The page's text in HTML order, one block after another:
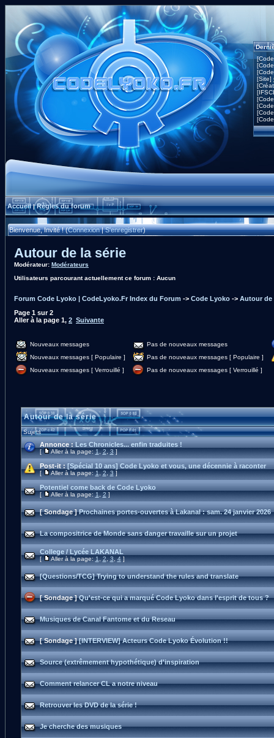
[Site]
Accueil|Règles du forum
Bienvenue, Invité ! (Connexion|S'enregistrer)
Autour de la série
Modérateur: Modérateurs
Utilisateurs parcourant actuellement ce forum : Aucun
Forum Code Lyoko | CodeLyoko.Fr Index du Forum -> Code Lyoko -> Autour de
Page 1 sur2
Aller à la page 1, 2 Suivante
Nouveaux messages
Pas de nouveaux messages
Nouveaux messages [ Populaire ]
Pas de nouveaux messages [ Populaire ]
Nouveaux messages [ Verrouillé ]
Pas de nouveaux messages [ Verrouillé ]
Autour de la série
Sujets
Annonce : Les Chronicles... enfin traduites !
[ Aller à la page:1,2,3]
Post-it : [Spécial 10 ans] Code Lyoko et vous, une décennie à raconter
[ Aller à la page:1,2,3]
Potentiel come back de Code Lyoko
[ Aller à la page:1,2]
[ Sondage ] Prochaines portes-ouvertes à Lakanal : sam. 24 janvier 2026
La compositrice de Monde sans danger travaille sur un projet
College / Lycée LAKANAL
[ Aller à la page:1,2,3,4]
[Questions/TCG] Trying to understand the rules and translate
[ Sondage ] Qu'est-ce qui a marqué Code Lyoko dans l'esprit de tous ?
Musiques de Canal Fantome et du Reseau
[ Sondage ] [INTERVIEW] Acteurs Code Lyoko Évolution !!
Source (extrêmement hypothétique) d'inspiration
Comment relancer CL a notre niveau
Retrouver les DVD de la série !
Je cherche des musiques